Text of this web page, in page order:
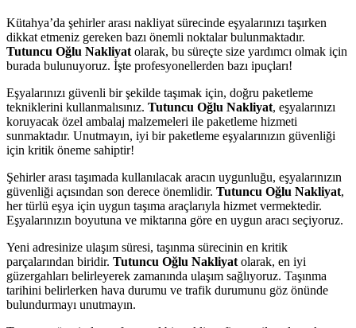
Kütahya’da şehirler arası nakliyat sürecinde eşyalarınızı taşırken
dikkat etmeniz gereken bazı önemli noktalar bulunmaktadır.
Tutuncu Oğlu Nakliyat olarak, bu süreçte size yardımcı olmak için
burada bulunuyoruz. İşte profesyonellerden bazı ipuçları!
Eşyalarınızı güvenli bir şekilde taşımak için, doğru paketleme
tekniklerini kullanmalısınız. Tutuncu Oğlu Nakliyat, eşyalarınızı
koruyacak özel ambalaj malzemeleri ile paketleme hizmeti
sunmaktadır. Unutmayın, iyi bir paketleme eşyalarınızın güvenliği
için kritik öneme sahiptir!
Şehirler arası taşımada kullanılacak aracın uygunluğu, eşyalarınızın
güvenliği açısından son derece önemlidir. Tutuncu Oğlu Nakliyat,
her türlü eşya için uygun taşıma araçlarıyla hizmet vermektedir.
Eşyalarınızın boyutuna ve miktarına göre en uygun aracı seçiyoruz.
Yeni adresinize ulaşım süresi, taşınma sürecinin en kritik
parçalarından biridir. Tutuncu Oğlu Nakliyat olarak, en iyi
güzergahları belirleyerek zamanında ulaşım sağlıyoruz. Taşınma
tarihini belirlerken hava durumu ve trafik durumunu göz önünde
bulundurmayı unutmayın.